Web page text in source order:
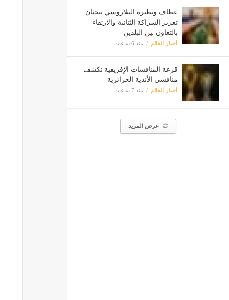
عطاف ونظيره البيلاروسي يبحثان
تعزيز الشراكة الثنائية والارتقاء
بالتعاون بين البلدين
أخبار العالم منذ 6 ساعات
قرعة المنافسات الإفريقية تكشف
منافسي الأندية الجزائرية
أخبار العالم منذ 7 ساعات
عرض المزيد